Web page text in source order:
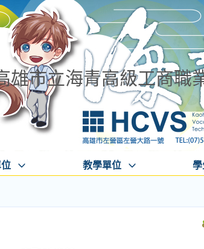
雄市立海青高級工商職
教學單位